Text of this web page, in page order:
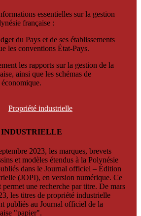
essentielles sur la gestion
française :
du Pays et de ses établissements
les conventions État-Pays.
les rapports sur la gestion de la
ainsi que les schémas de
Propriété industrielle
2023, les marques, brevets
et modèles étendus à la Polynésie
dans le Journal officiel – Édition
(JOPI), en version numérique. Ce
une recherche par titre. De mars
les titres de propriété industrielle
publiés au Journal officiel de la
"papier".